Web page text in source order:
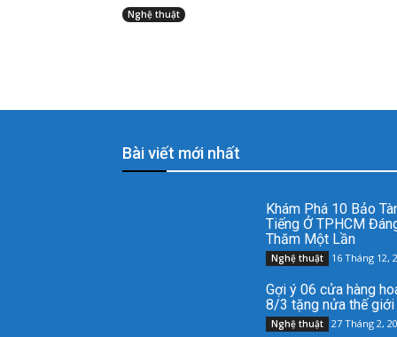
Nghệ thuật
Bài viết mới nhất
Khám Phá 10 Bảo
Tiếng Ở TPHCM
Thăm Một Lần
Nghệ thuật 16 Tháng 12,
Gợi ý 06 cửa hàng
8/3 tặng nửa thế giới
Nghệ thuật 27 Tháng 2,